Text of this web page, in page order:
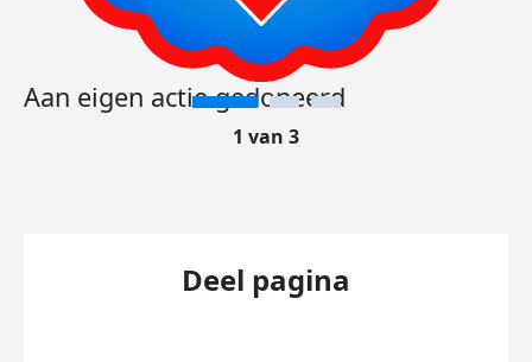
Aan eigen actie gedoneerd
1 van 3
Deel pagina